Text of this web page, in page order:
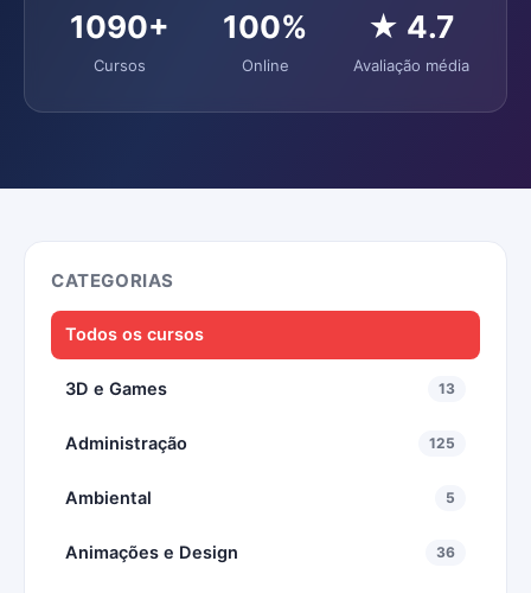
1090+
Cursos
100%
Online
★ 4.7
Avaliação média
CATEGORIAS
Todos os cursos
3D e Games 13
Administração 125
Ambiental 5
Animações e Design 36